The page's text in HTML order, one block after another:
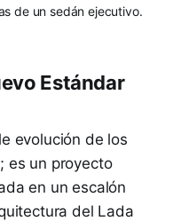
de un sedán ejecutivo.
Estándar
evolución de los
es un proyecto
en un escalón
del Lada